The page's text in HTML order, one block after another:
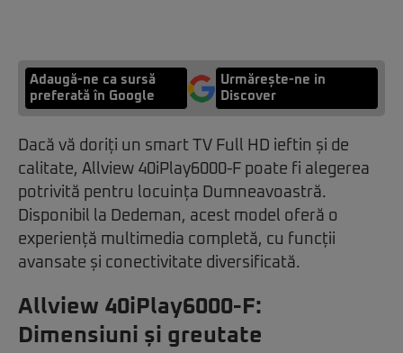
Adaugă-ne ca sursă
preferată în Google
Urmărește-ne in
Discover
Dacă vă doriți un smart TV Full HD ieftin și de
calitate, Allview 40iPlay6000-F poate fi alegerea
potrivită pentru locuința Dumneavoastră.
Disponibil la Dedeman, acest model oferă o
experiență multimedia completă, cu funcții
avansate și conectivitate diversificată.
Allview 40iPlay6000-F:
Dimensiuni și greutate